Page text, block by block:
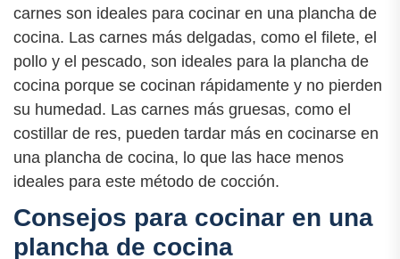
carnes son ideales para cocinar en una plancha de
cocina. Las carnes más delgadas, como el filete, el
pollo y el pescado, son ideales para la plancha de
cocina porque se cocinan rápidamente y no pierden
su humedad. Las carnes más gruesas, como el
costillar de res, pueden tardar más en cocinarse en
una plancha de cocina, lo que las hace menos
ideales para este método de cocción.
Consejos para cocinar en una
plancha de cocina